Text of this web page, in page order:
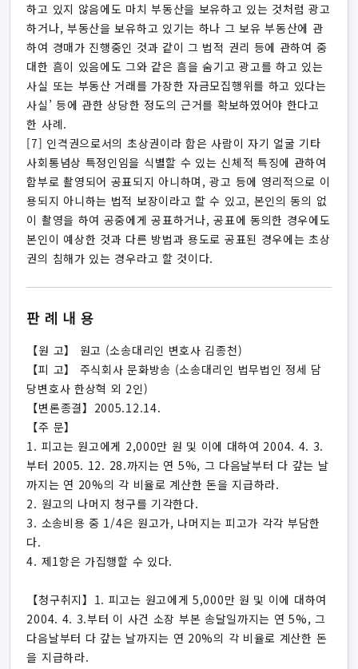
하고 있지 않음에도 마치 부동산을 보유하고 있는 것처럼 광고
하거나, 부동산을 보유하고 있기는 하나 그 보유 부동산에 관
하여 경매가 진행중인 것과 같이 그 법적 권리 등에 관하여 중
대한 흠이 있음에도 그와 같은 흠을 숨기고 광고를 하고 있는
사실 또는 부동산 거래를 가장한 자금모집행위를 하고 있다는
사실’ 등에 관한 상당한 정도의 근거를 확보하였어야 한다고
한 사례.
[7] 인격권으로서의 초상권이라 함은 사람이 자기 얼굴 기타
사회통념상 특정인임을 식별할 수 있는 신체적 특징에 관하여
함부로 촬영되어 공표되지 아니하며, 광고 등에 영리적으로 이
용되지 아니하는 법적 보장이라고 할 수 있고, 본인의 동의 없
이 촬영을 하여 공중에게 공표하거나, 공표에 동의한 경우에도
본인이 예상한 것과 다른 방법과 용도로 공표된 경우에는 초상
권의 침해가 있는 경우라고 할 것이다.
판례내용
【원 고】 원고 (소송대리인 변호사 김종천)
【피 고】 주식회사 문화방송 (소송대리인 법무법인 정세 담
당변호사 한상혁 외 2인)
【변론종결】2005.12.14.
【주 문】
1. 피고는 원고에게 2,000만 원 및 이에 대하여 2004. 4. 3.
부터 2005. 12. 28.까지는 연 5%, 그 다음날부터 다 갚는 날
까지는 연 20%의 각 비율로 계산한 돈을 지급하라.
2. 원고의 나머지 청구를 기각한다.
3. 소송비용 중 1/4은 원고가, 나머지는 피고가 각각 부담한
다.
4. 제1항은 가집행할 수 있다.
【청구취지】1. 피고는 원고에게 5,000만 원 및 이에 대하여
2004. 4. 3.부터 이 사건 소장 부본 송달일까지는 연 5%, 그
다음날부터 다 갚는 날까지는 연 20%의 각 비율로 계산한 돈
을 지급하라.